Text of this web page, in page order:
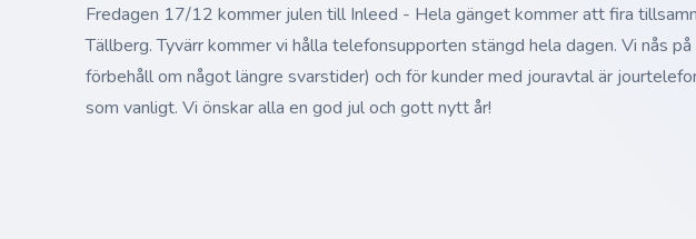
Fredagen 17/12 kommer julen till Inleed - Hela gänget kommer att fira
Tällberg. Tyvärr kommer vi hålla telefonsupporten stängd hela dagen. Vi nås
förbehåll om något längre svarstider) och för kunder med jouravtal är
som vanligt. Vi önskar alla en god jul och gott nytt år!